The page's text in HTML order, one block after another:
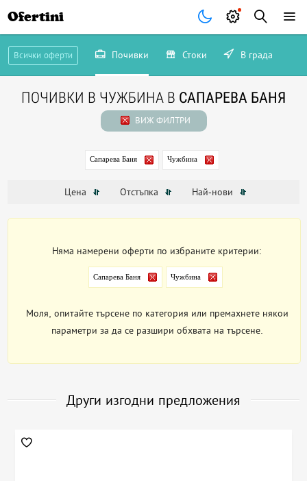
Ofertini
Всички оферти Почивки Стоки В града
ПОЧИВКИ В ЧУЖБИНА В САПАРЕВА БАНЯ
ВИЖ ФИЛТРИ
Сапарева Баня Чужбина
Цена Отстъпка Най-нови
Няма намерени оферти по избраните критерии:
Сапарева Баня Чужбина
Моля, опитайте търсене по категория или премахнете някои
параметри за да се разшири обхвата на търсене.
Други изгодни предложения